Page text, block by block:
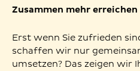
Zusammen mehr erreichen
Erst wenn Sie zufrieden
schaffen wir nur
umsetzen? Das zeigen wir